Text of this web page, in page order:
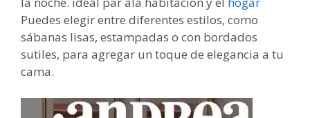
Puedes elegir entre diferentes estilos, como
sábanas lisas, estampadas o con bordados
sutiles, para agregar un toque de elegancia a tu
cama.